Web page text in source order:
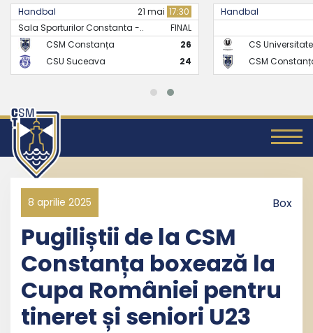
Handbal 21 mai 17:30
Sala Sporturilor Constanta -..
FINAL
CSM Constanța
26
CSU Suceava
24
Handbal
CS
CSM
8 aprilie 2025 Box
Pugiliștii de la CSM
Constanța boxează la
Cupa României pentru
tineret și seniori U23